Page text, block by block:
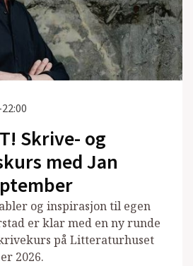
Skrive- og
med Jan
og inspirasjon til egen
er klar med en ny runde
på Litteraturhuset
2026.